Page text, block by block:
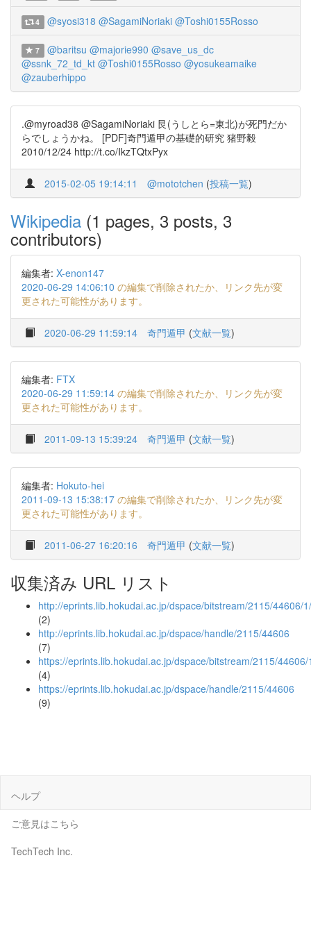
4 @syosi318 @SagamiNoriaki @Toshi0155Rosso
7 @baritsu @majorie990 @save_us_dc
@ssnk_72_td_kt @Toshi0155Rosso @yosukeamaike
@zauberhippo
.@myroad38 @SagamiNoriaki 艮(うしとら=東北)が死門だか
らでしょうかね。 [PDF]奇門遁甲の基礎的研究 猪野毅
2010/12/24 http://t.co/IkzTQtxPyx
2015-02-05 19:14:11 @mototchen (投稿一覧)
Wikipedia (1 pages, 3 posts, 3
contributors)
編集者: X-enon147
2020-06-29 14:06:10 の編集で削除されたか、リンク先が変
更された可能性があります。
2020-06-29 11:59:14 奇門遁甲 (文献一覧)
編集者: FTX
2020-06-29 11:59:14 の編集で削除されたか、リンク先が変
更された可能性があります。
2011-09-13 15:39:24 奇門遁甲 (文献一覧)
編集者: Hokuto-hei
2011-09-13 15:38:17 の編集で削除されたか、リンク先が変
更された可能性があります。
2011-06-27 16:20:16 奇門遁甲 (文献一覧)
収集済み URL リスト
http://eprints.lib.hokudai.ac.jp/dspace/bitstream/2115/44606/
(2)
http://eprints.lib.hokudai.ac.jp/dspace/handle/2115/44606
(7)
https://eprints.lib.hokudai.ac.jp/dspace/bitstream/2115/
(4)
https://eprints.lib.hokudai.ac.jp/dspace/handle/2115/44606
(9)
ヘルプ
ご意見はこちら
TechTech Inc.